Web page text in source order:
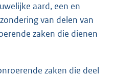
aard, een en
van delen van
zaken die dienen
zaken die deel